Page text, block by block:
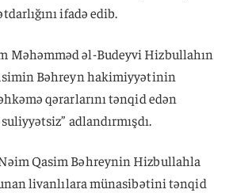
ifadə edib.
Məhəmməd əl-Budeyvi Hizbullahın
Bəhreyn hakimiyyətinin
qərarlarını tənqid edən
adlandırmışdı.
Qasim Bəhreynin Hizbullahla
livanlılara münasibətini tənqid